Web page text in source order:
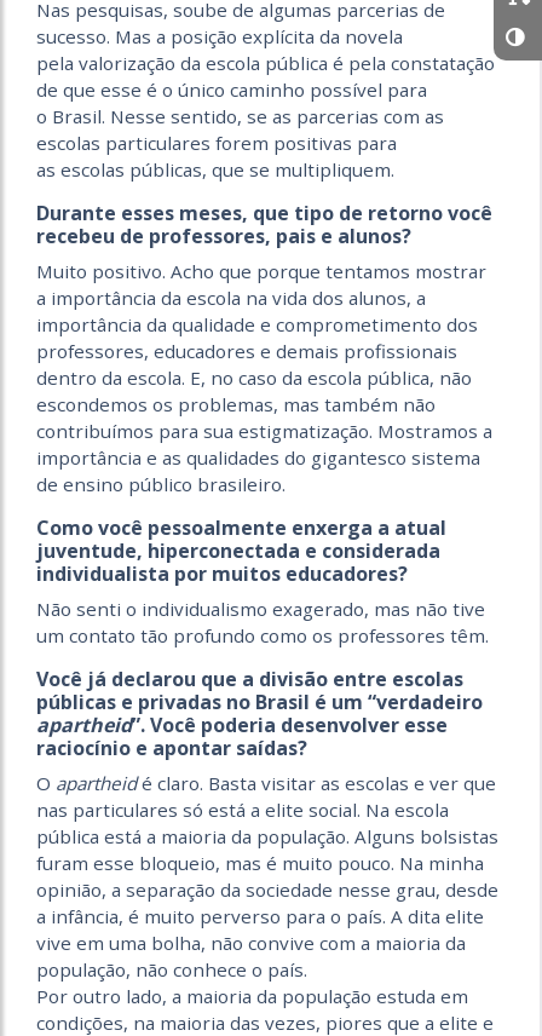
Nas pesquisas, soube de algumas parcerias de
sucesso. Mas a posição explícita da novela
pela valorização da escola pública é pela constatação
de que esse é o único caminho possível para
o Brasil. Nesse sentido, se as parcerias com as
escolas particulares forem positivas para
as escolas públicas, que se multipliquem.
Durante esses meses, que tipo de retorno você
recebeu de professores, pais e alunos?
Muito positivo. Acho que porque tentamos mostrar
a importância da escola na vida dos alunos, a
importância da qualidade e comprometimento dos
professores, educadores e demais profissionais
dentro da escola. E, no caso da escola pública, não
escondemos os problemas, mas também não
contribuímos para sua estigmatização. Mostramos a
importância e as qualidades do gigantesco sistema
de ensino público brasileiro.
Como você pessoalmente enxerga a atual
juventude, hiperconectada e considerada
individualista por muitos educadores?
Não senti o individualismo exagerado, mas não tive
um contato tão profundo como os professores têm.
Você já declarou que a divisão entre escolas
públicas e privadas no Brasil é um “verdadeiro
apartheid”. Você poderia desenvolver esse
raciocínio e apontar saídas?
O apartheidé claro. Basta visitar as escolas e ver que
nas particulares só está a elite social. Na escola
pública está a maioria da população. Alguns bolsistas
furam esse bloqueio, mas é muito pouco. Na minha
opinião, a separação da sociedade nesse grau, desde
a infância, é muito perverso para o país. A dita elite
vive em uma bolha, não convive com a maioria da
população, não conhece o país.
Por outro lado, a maioria da população estuda em
condições, na maioria das vezes, piores que a elite e